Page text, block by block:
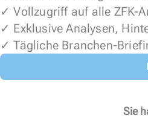
✓ Vollzugriff auf alle ZFK-
✓ Exklusive Analysen,
✓ Tägliche Branchen-
Sie